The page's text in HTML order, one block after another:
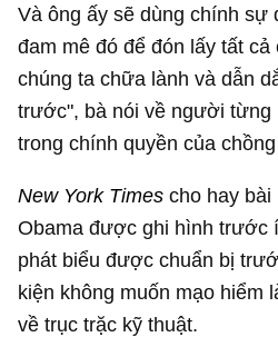
Và ông ấy sẽ dùng chính sự
đam mê đó để đón lấy tất
chúng ta chữa lành và dẫn
trước", bà nói về người từng
trong chính quyền của
New York Timescho hay bài
Obama được ghi hình trước
phát biểu được chuẩn bị
kiện không muốn mạo hiểm
về trục trặc kỹ thuật.